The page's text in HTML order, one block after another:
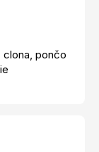
clona, pončo